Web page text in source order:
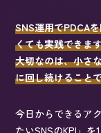
SNS運用でPDCA
くても実践できま
大切なのは、小さ
に回し続けること
今日からできるア
たいSNSのKPI」を